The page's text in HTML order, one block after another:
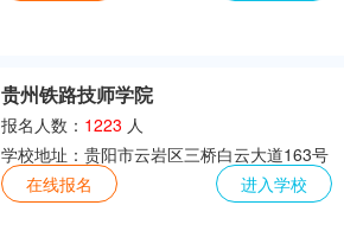
贵州铁路技师学院
报名人数： 1223 人
学校地址：贵阳市云岩区三桥白云大道163号
在线报名
进入学校